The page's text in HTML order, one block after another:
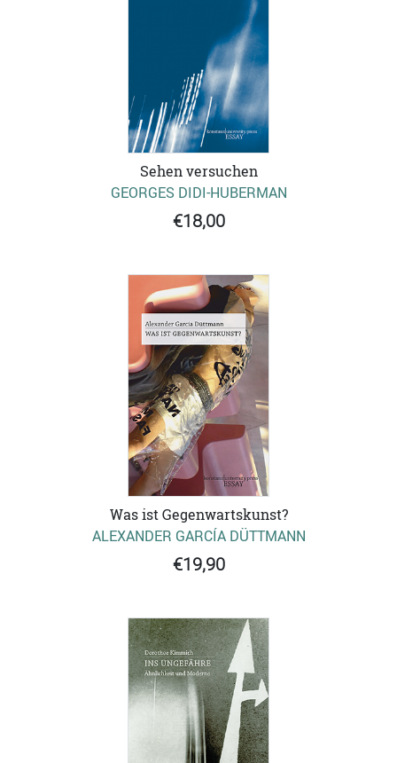
Sehen versuchen
GEORGES DIDI-HUBERMAN
€18,00
Was ist Gegenwartskunst?
ALEXANDER GARCÍA DÜTTMANN
€19,90